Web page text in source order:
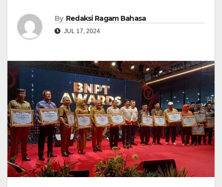
By Redaksi Ragam Bahasa
JUL 17, 2024